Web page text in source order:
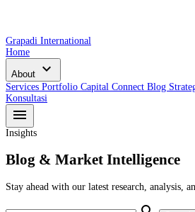
Grapadi International
Home
About expand_more
Services Portfolio Capital Connect Blog
Konsultasi
menu
Insights
Blog & Market Intelligence
Stay ahead with our latest research, analysis,